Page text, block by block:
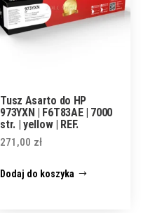
Tusz Asarto do HP
973YXN | F6T83AE | 7000
str. | yellow | REF.
271,00 zł
Dodaj do koszyka